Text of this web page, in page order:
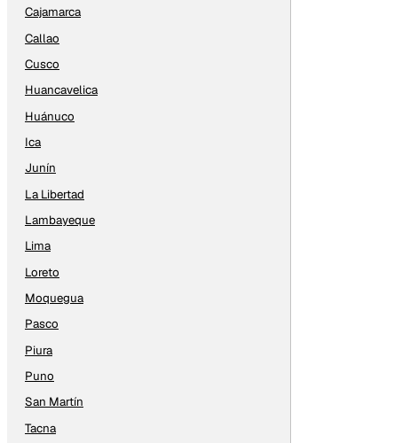
Cajamarca
Callao
Cusco
Huancavelica
Huánuco
Ica
Junín
La Libertad
Lambayeque
Lima
Loreto
Moquegua
Pasco
Piura
Puno
San Martín
Tacna